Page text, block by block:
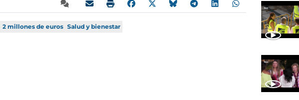
2 millones de euros Salud y bienestar